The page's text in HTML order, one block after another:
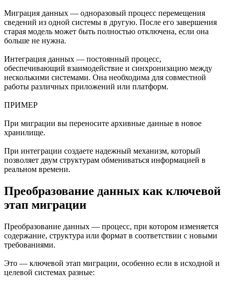
Миграция данных — одноразовый процесс перемещения
сведений из одной системы в другую. После его завершения
старая модель может быть полностью отключена, если она
больше не нужна.
Интеграция данных — постоянный процесс,
обеспечивающий взаимодействие и синхронизацию между
несколькими системами. Она необходима для совместной
работы различных приложений или платформ.
ПРИМЕР
При миграции вы переносите архивные данные в новое
хранилище.
При интеграции создаете надежный механизм, который
позволяет двум структурам обмениваться информацией в
реальном времени.
Преобразование данных как ключевой
этап миграции
Преобразование данных — процесс, при котором изменяется
содержание, структура или формат в соответствии с новыми
требованиями.
Это — ключевой этап миграции, особенно если в исходной и
целевой системах разные: